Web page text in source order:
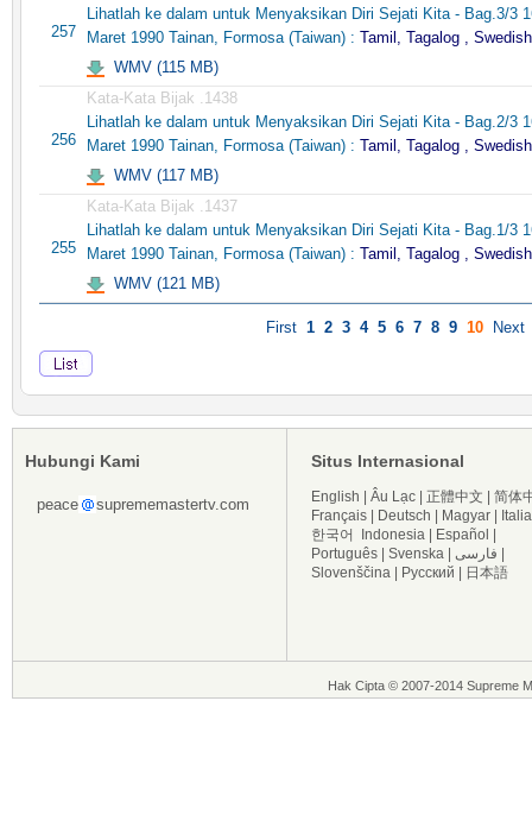
257
Lihatlah ke dalam untuk Menyaksikan Diri Sejati Kita - Bag.3/3
Maret 1990 Tainan, Formosa (Taiwan) : Tamil, Tagalog , Swedish
WMV (115 MB)
256
Kata-Kata Bijak .1438
Lihatlah ke dalam untuk Menyaksikan Diri Sejati Kita - Bag.2/3
Maret 1990 Tainan, Formosa (Taiwan) : Tamil, Tagalog , Swedish
WMV (117 MB)
255
Kata-Kata Bijak .1437
Lihatlah ke dalam untuk Menyaksikan Diri Sejati Kita - Bag.1/3
Maret 1990 Tainan, Formosa (Taiwan) : Tamil, Tagalog , Swedish
WMV (121 MB)
First 1 2 3 4 5 6 7 8 9 10 Next
Hubungi Kami
peace suprememastertv.com
Situs Internasional
English Âu Lạc 正體中文
简体
Français
Deutsch Magyar
한국어
Indonesia Español
Português
Svenska فارسی
Slovenščina
Русский 日本語
Hak Cipta © 2007-2014 Supreme